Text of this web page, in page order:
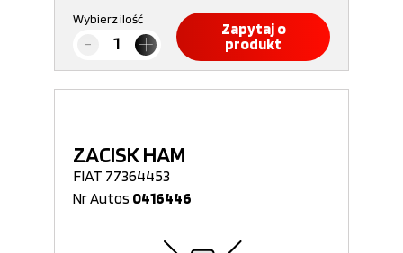
Wybierz ilość
Zapytaj o
produkt
ZACISK HAM
FIAT 77364453
Nr Autos 0416446